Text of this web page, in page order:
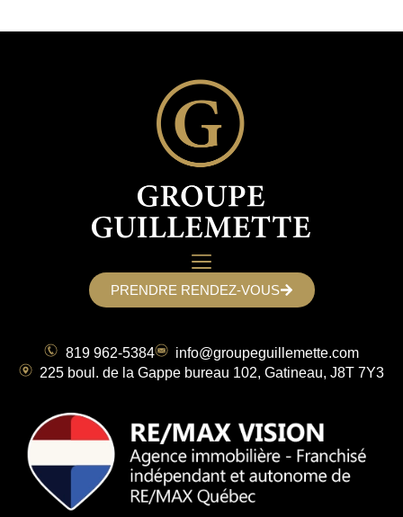
PRENDRE RENDEZ-VOUS
819 962-5384
info@groupeguillemette.com
225 boul. de la Gappe bureau 102, Gatineau, J8T 7Y3